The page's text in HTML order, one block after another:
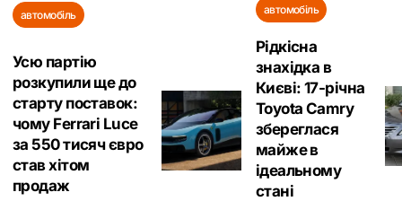
автомобіль
Усю партію
розкупили ще до
старту поставок:
чому Ferrari Luce
за 550 тисяч євро
став хітом
продаж
автомобіль
Рідкісна
знахідка в
Києві: 17-річна
Toyota Camry
збереглася
майже в
ідеальному
стані